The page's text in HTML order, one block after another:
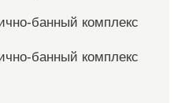
банный комплекс
банный комплекс